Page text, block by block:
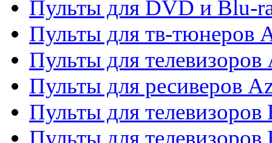
Пульты для DVD и Blu-
Пульты для тв-тюнеров
Пульты для телевизоров
Пульты для ресиверов
Пульты для
Пульты для